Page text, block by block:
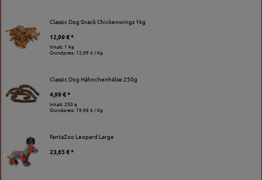
Classic Dog Snack Chickenwings 1kg
12,99 € *
Inhalt: 1 Kg
Grundpreis: 12,99 € / Kg
Classic Dog Hähnchenhälse 250g
4,99 € *
Inhalt: 250 g
Grundpreis: 19,96 € / Kg
FantaZoo Leopard Large
23,65 € *